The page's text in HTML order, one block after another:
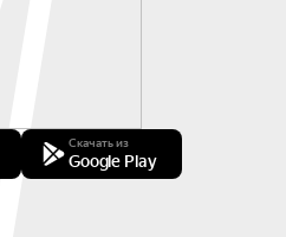
Скачать из
Google Play